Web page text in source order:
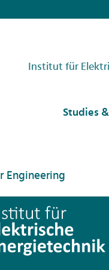
Institut für
Studies
Engineering